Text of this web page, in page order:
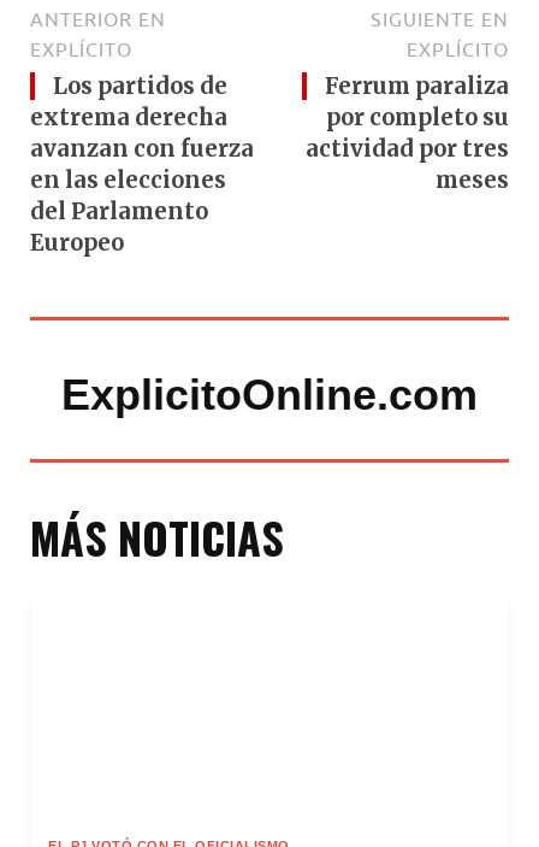
ANTERIOR EN
EXPLÍCITO
Los partidos de
extrema derecha
avanzan con fuerza
en las elecciones
del Parlamento
Europeo
SIGUIENTE EN
EXPLÍCITO
Ferrum paraliza
por completo su
actividad por tres
meses
ExplicitoOnline.com
MÁS NOTICIAS